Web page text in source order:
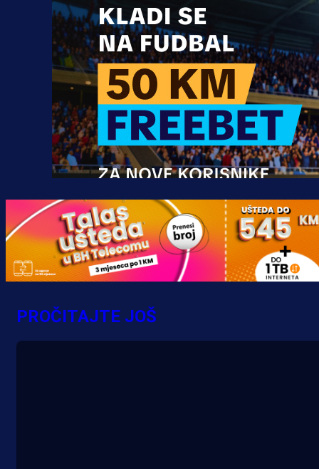
Promo vijesti
MrBit: Isprati kvalifikacije za
evropska takmičenja i preuzmi
bonus dobrodošlice!
PROČITAJTE JOŠ